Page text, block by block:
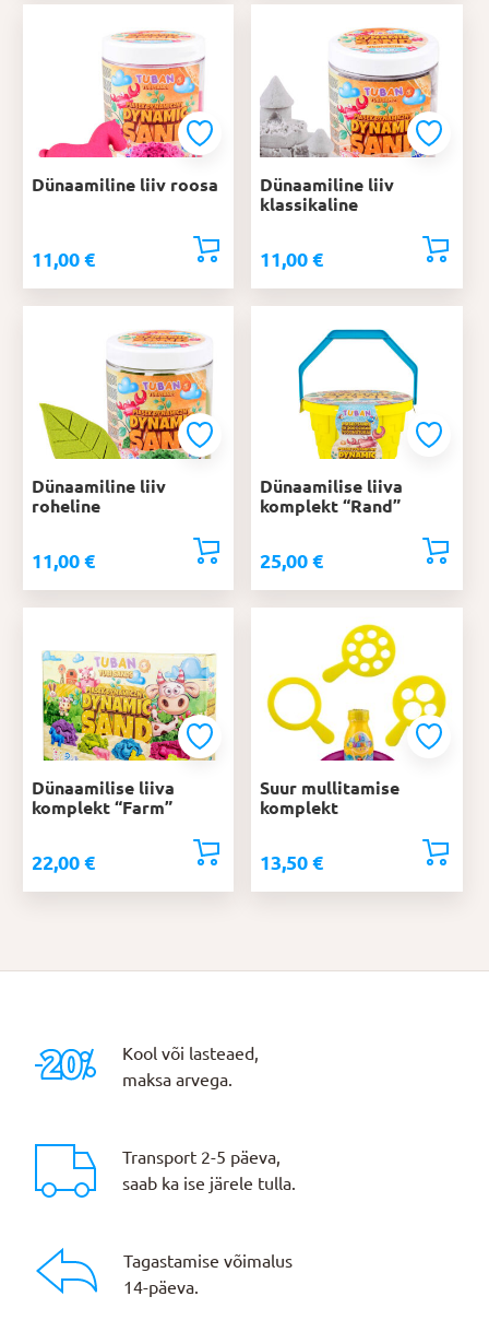
Dünaamiline liiv roosa
11,00 €
Dünaamiline liiv
klassikaline
11,00€
Dünaamiline liiv
roheline
11,00 €
Dünaamilise liiva
komplekt “Rand”
25,00€
Dünaamilise liiva
komplekt “Farm”
22,00 €
Suur mullitamise
komplekt
13,50€
Kool või lasteaed,
maksa arvega.
Transport 2-5 päeva,
saab ka ise järele tulla.
Tagastamise võimalus
14-päeva.